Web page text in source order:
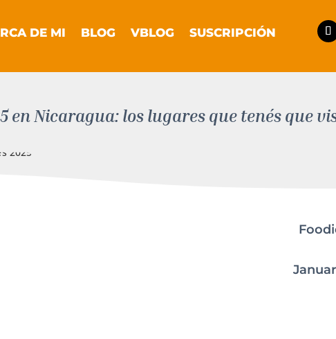
DE MI BLOG VBLOG SUSCRIPCIÓN
en Nicaragua: los lugares que tenés que